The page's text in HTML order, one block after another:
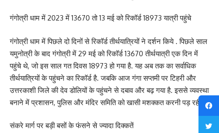
गंगोत्री धाम में 2023 में 13670 तो 13 मई को रिकॉर्ड 18973 यात्री पहुंचे
गंगोत्री धाम में पिछले दो दिनों से रिकॉर्ड तीर्थयात्रियों ने दर्शन किये . पिछले साल
यमुनोत्री के बाद गंगोत्री में 29 मई को रिकॉर्ड 13670 तीर्थयात्री एक दिन में
पहुंचे थे, जो इस साल गत दिवस 18973 हो गया है. यह अब तक का सर्वाधिक
तीर्थयात्रियों के पहुंचने का रिकॉर्ड है. जबकि आज गंगा सप्तमी पर टिहरी और
उत्तरकाशी जिले की देव डोलियों के पहुंचने से दबाव और बढ़ गया है. इससे व्यवस्था
बनाने में प्रशासन, पुलिस और मंदिर समिति को खासी मशक्कत करनी पड़ रही है.
संकरे मार्ग पर बड़ी बसों के फंसने से ज्यादा दिक्कतें